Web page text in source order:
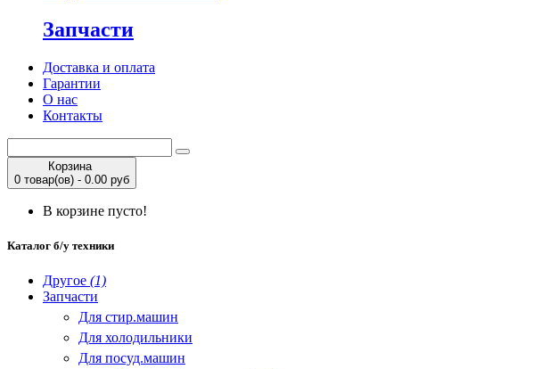
Запчасти
Доставка и оплата
Гарантии
О нас
Контакты
Корзина
0 товар(ов) - 0.00 руб
В корзине пусто!
Каталог б/у техники
Другое (1)
Запчасти
Для стир.машин
Для холодильники
Для посуд.машин